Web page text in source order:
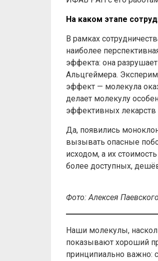
На каком этапе
В рамках
наиболее
эффекта: она
Альцгеймера.
эффект — молекула
делает молекулу
эффективных лекарств
Да, появились
вызывать опасные
исходом, а их
более доступных,
Фото: Алексея Паевского
Наши молекулы,
показывают хороший
принципиально важно: